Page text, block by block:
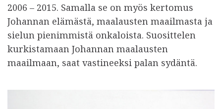
i
s
t
u
2006 – 2015. Samalla se on myös kertomus
Johannan elämästä, maalausten maailmasta ja
sielun pienimmistä onkaloista. Suosittelen
kurkistamaan Johannan maalausten
maailmaan, saat vastineeksi palan sydäntä.